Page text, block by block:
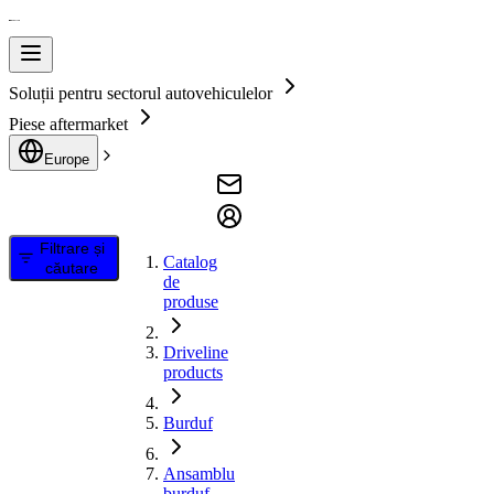
Soluții pentru sectorul autovehiculelor
Piese aftermarket
Europe
Filtrare și
căutare
Catalog
de
produse
Driveline
products
Burduf
Ansamblu